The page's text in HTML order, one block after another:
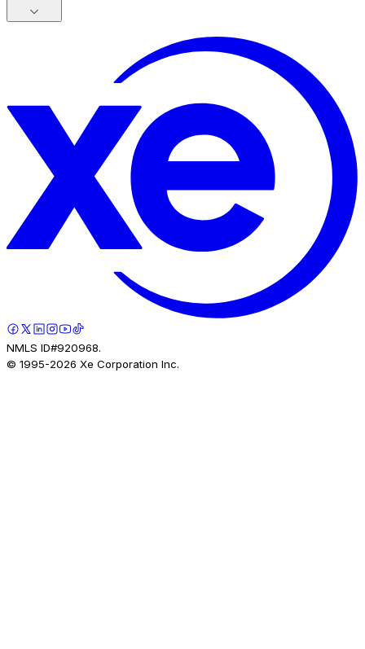
NMLS ID#920968.
© 1995-2026 Xe Corporation Inc.